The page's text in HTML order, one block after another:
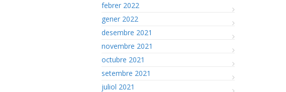
febrer 2022
gener 2022
desembre 2021
novembre 2021
octubre 2021
setembre 2021
juliol 2021